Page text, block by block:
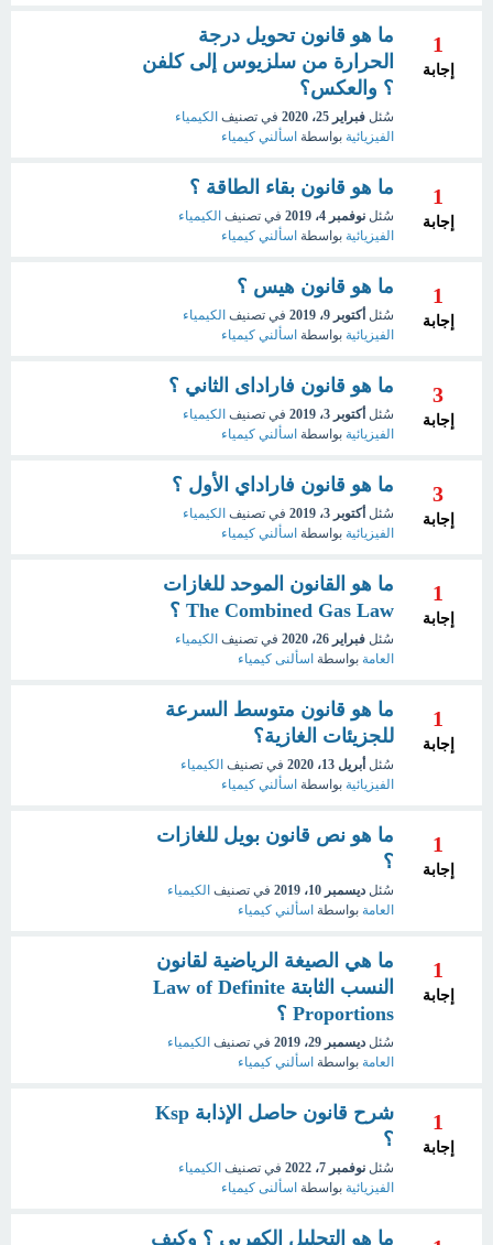
1
إجابة
ما هو قانون تحويل درجة
الحرارة من سلزيوس إلى كلفن
؟ والعكس؟
سُئل فبراير 25، 2020 في تصنيف الكيمياء
الفيزيائية بواسطة اسألني كيمياء
1
إجابة
ما هو قانون بقاء الطاقة ؟
سُئل نوفمبر 4، 2019 في تصنيف الكيمياء
الفيزيائية بواسطة اسألني كيمياء
1
إجابة
ما هو قانون هيس ؟
سُئل أكتوبر 9، 2019 في تصنيف الكيمياء
الفيزيائية بواسطة اسألني كيمياء
3
إجابة
ما هو قانون فاراداى الثاني ؟
سُئل أكتوبر 3، 2019 في تصنيف الكيمياء
الفيزيائية بواسطة اسألني كيمياء
3
إجابة
ما هو قانون فاراداي الأول ؟
سُئل أكتوبر 3، 2019 في تصنيف الكيمياء
الفيزيائية بواسطة اسألني كيمياء
1
إجابة
ما هو القانون الموحد للغازات
The Combined Gas Law ؟
سُئل فبراير 26، 2020 في تصنيف الكيمياء
العامة بواسطة اسألنى كيمياء
1
إجابة
ما هو قانون متوسط السرعة
للجزيئات الغازية؟
سُئل أبريل 13، 2020 في تصنيف الكيمياء
الفيزيائية بواسطة اسألني كيمياء
1
إجابة
ما هو نص قانون بويل للغازات
؟
سُئل ديسمبر 10، 2019 في تصنيف الكيمياء
العامة بواسطة اسألني كيمياء
1
إجابة
ما هي الصيغة الرياضية لقانون
النسب الثابتة Law of Definite
Proportions ؟
سُئل ديسمبر 29، 2019 في تصنيف الكيمياء
العامة بواسطة اسألني كيمياء
1
إجابة
شرح قانون حاصل الإذابة Ksp
؟
سُئل نوفمبر 7، 2022 في تصنيف الكيمياء
الفيزيائية بواسطة اسألنى كيمياء
ما هو التحليل الكهربي ؟ وكيف